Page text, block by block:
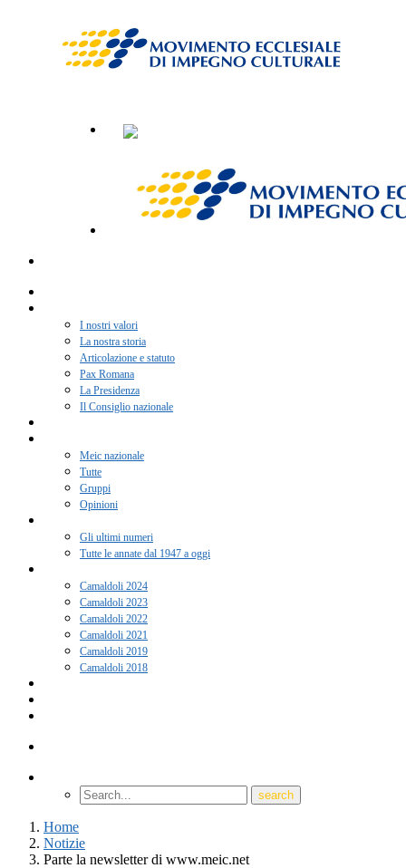
I nostri valori
La nostra storia
Articolazione e statuto
Pax Romana
La Presidenza
Il Consiglio nazionale
Meic nazionale
Tutte
Gruppi
Opinioni
Gli ultimi numeri
Tutte le annate dal 1947 a oggi
Camaldoli 2024
Camaldoli 2023
Camaldoli 2022
Camaldoli 2021
Camaldoli 2019
Camaldoli 2018
Home
Notizie
Parte la newsletter di www.meic.net